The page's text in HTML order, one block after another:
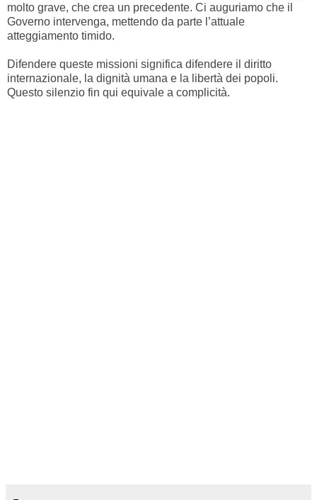
molto grave, che crea un precedente. Ci auguriamo che il
Governo intervenga, mettendo da parte l’attuale
atteggiamento timido.
Difendere queste missioni significa difendere il diritto
internazionale, la dignità umana e la libertà dei popoli.
Questo silenzio fin qui equivale a complicità.